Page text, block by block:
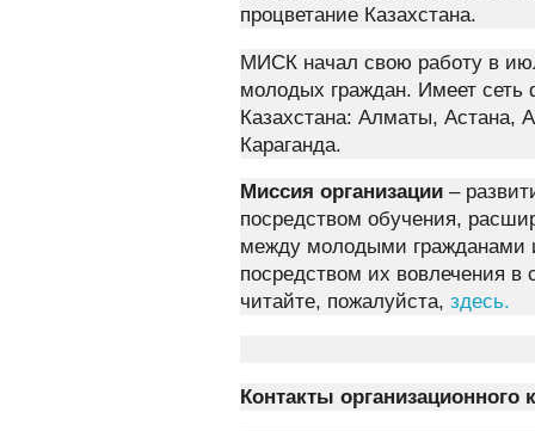
процветание Казахстана.
МИСК начал свою работу в
молодых граждан. Имеет сеть
Казахстана: Алматы, Астана,
Караганда.
Миссия организации–
посредством обучения,
между молодыми гражданами
посредством их вовлечения в
читайте, пожалуйста, здесь.
Контакты организационного